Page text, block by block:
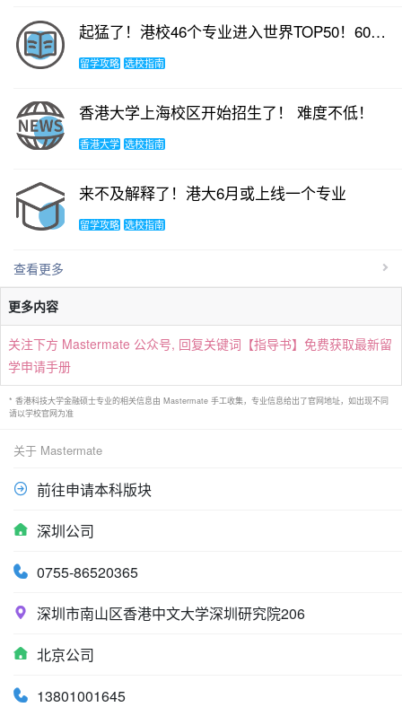
起猛了！港校46个专业进入世界TOP50！60张图表带你了解港校表现！
留学攻略 选校指南
香港大学上海校区开始招生了！ 难度不低！
香港大学 选校指南
来不及解释了！港大6月或上线一个专业
留学攻略 选校指南
查看更多
更多内容
关注下方 Mastermate 公众号, 回复关键词【指导书】免费获取最新留
学申请手册
* 香港科技大学金融硕士专业的相关信息由 Mastermate 手工收集，专业信息给出了官网地址，如出现不同
请以学校官网为准
关于 Mastermate
前往申请本科版块
深圳公司
0755-86520365
深圳市南山区香港中文大学深圳研究院206
北京公司
13801001645